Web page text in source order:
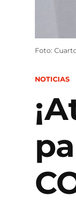
Foto:
POSTED
NOTICIAS